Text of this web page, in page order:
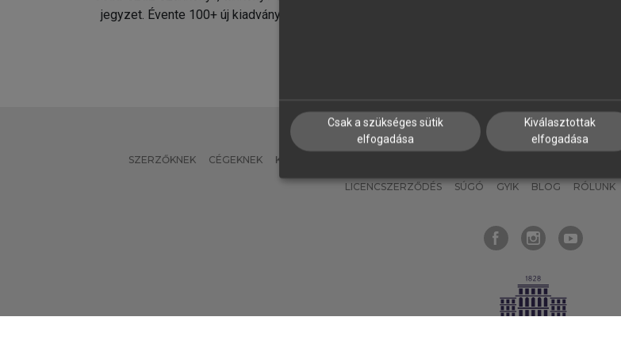
jegyzet. Évente 100+ új kiadvány.
SZERZŐKNEK CÉGEKNEK KÖNYVTÁROSOKNAK
LICENCSZERZŐDÉS SÚGÓ GYIK BLOG RÓLUNK
Csak a szükséges sütik
elfogadása
Kiválasztottak
elfogadása